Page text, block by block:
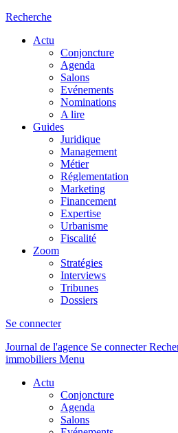
Recherche
Actu
Conjoncture
Agenda
Salons
Evénements
Nominations
A lire
Guides
Juridique
Management
Métier
Réglementation
Marketing
Financement
Expertise
Urbanisme
Fiscalité
Zoom
Stratégies
Interviews
Tribunes
Dossiers
Se connecter
Journal de l'agence Se connecter
immobiliers Menu
Actu
Conjoncture
Agenda
Salons